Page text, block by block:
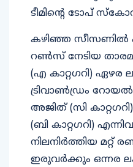
ടീമിന്റെ ടോപ്
കഴിഞ്ഞ
റൺസ് നേടിയ
(എ കാറ്റഗറി)
ട്രിവാൺഡ്രം
അജിത് (സി
(ബി കാറ്റഗറി)
നിലനിർത്തിയ മറ്റ്
ഇരുവർക്കും ഒന്നര